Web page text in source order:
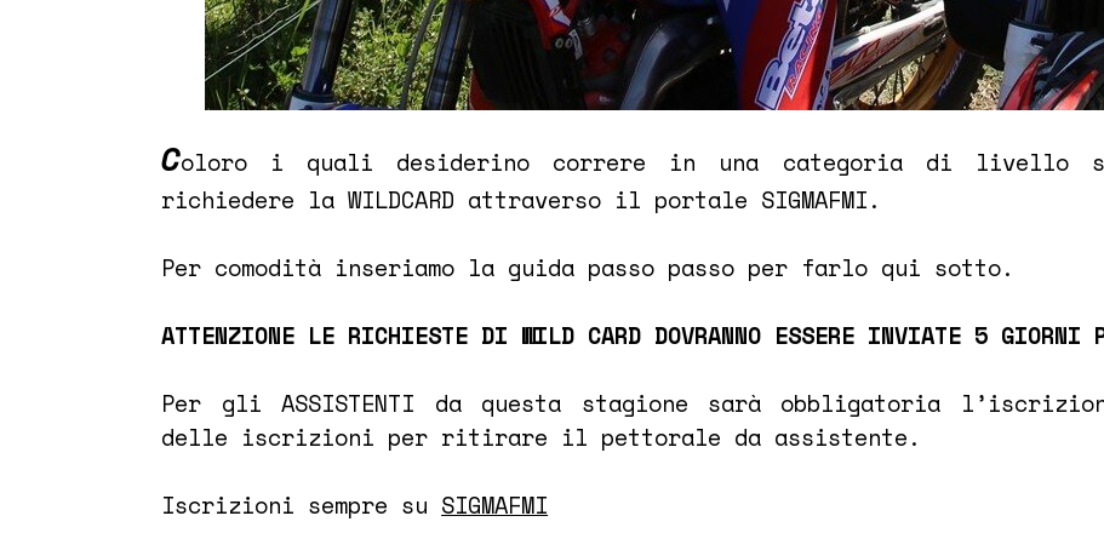
Coloro i quali desiderino correre in una categoria di livello
richiedere la WILDCARD attraverso il portale SIGMAFMI.
Per comodità inseriamo la guida passo passo per farlo qui sotto.
ATTENZIONE LE RICHIESTE DI WILD CARD DOVRANNO ESSERE INVIATE 5 GIORNI
Per gli ASSISTENTI da questa stagione sarà obbligatoria
delle iscrizioni per ritirare il pettorale da assistente.
Iscrizioni sempre su SIGMAFMI